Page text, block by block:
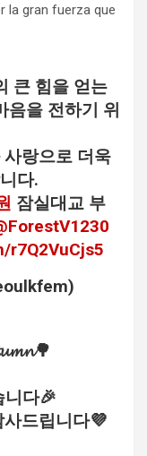
la gran fuerza que
큰 힘을 얻는
음을 전하기 위
랑으로 더욱
다.
잠실대교 부
r7Q2VuCjs5
니다🎉
드립니다💜